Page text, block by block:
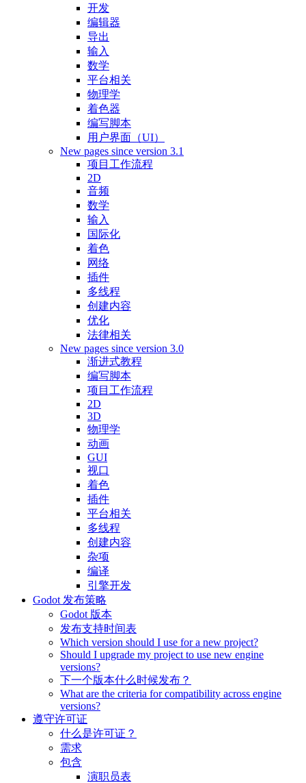
开发
编辑器
导出
输入
数学
平台相关
物理学
着色器
编写脚本
用户界面（UI）
New pages since version 3.1
项目工作流程
2D
音频
数学
输入
国际化
着色
网络
插件
多线程
创建内容
优化
法律相关
New pages since version 3.0
渐进式教程
编写脚本
项目工作流程
2D
3D
物理学
动画
GUI
视口
着色
插件
平台相关
多线程
创建内容
杂项
编译
引擎开发
Godot 发布策略
Godot 版本
发布支持时间表
Which version should I use for a new project?
Should I upgrade my project to use new engine
versions?
下一个版本什么时候发布？
What are the criteria for compatibility across engine
versions?
遵守许可证
什么是许可证？
需求
包含
演职员表